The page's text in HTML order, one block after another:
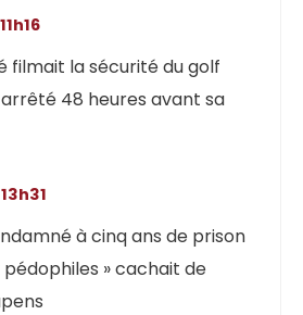
filmait la sécurité du golf
48 heures avant sa
à cinq ans de prison
pédophiles » cachait de